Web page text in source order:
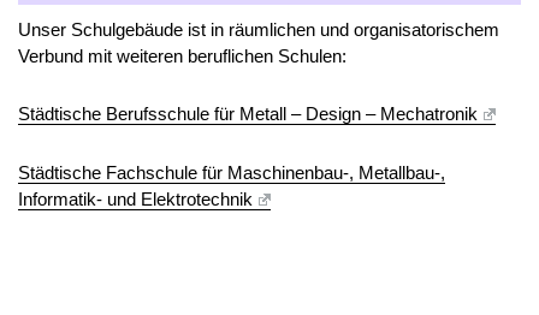
Unser Schulgebäude ist in räumlichen und organisatorischem
Verbund mit weiteren beruflichen Schulen:
Städtische Berufsschule für Metall – Design – Mechatronik
Städtische Fachschule für Maschinenbau-, Metallbau-,
Informatik- und Elektrotechnik